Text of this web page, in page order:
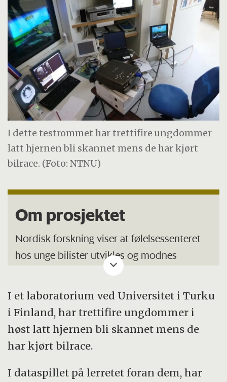
I dette testrommet har trettifire ungdommer
latt hjernen bli skannet mens de har kjørt
bilrace. (Foto: NTNU)
Om prosjektet
Nordisk forskning viser at følelsessenteret
hos unge bilister utvikles og modnes
tidligere enn frontallappen, og at dette
varierer fra høyrisiko- til lavrisikogrupper.
Forskningen har vært ledet av SINTEF og er
utført ved Centre for Cognitive
Neuroscience (CCN) ved Universitetet i
Turku, Finland.
I et laboratorium ved Universitet i Turku
i Finland, har trettifire ungdommer i
høst latt hjernen bli skannet mens de
har kjørt bilrace.
I dataspillet på lerretet foran dem, har